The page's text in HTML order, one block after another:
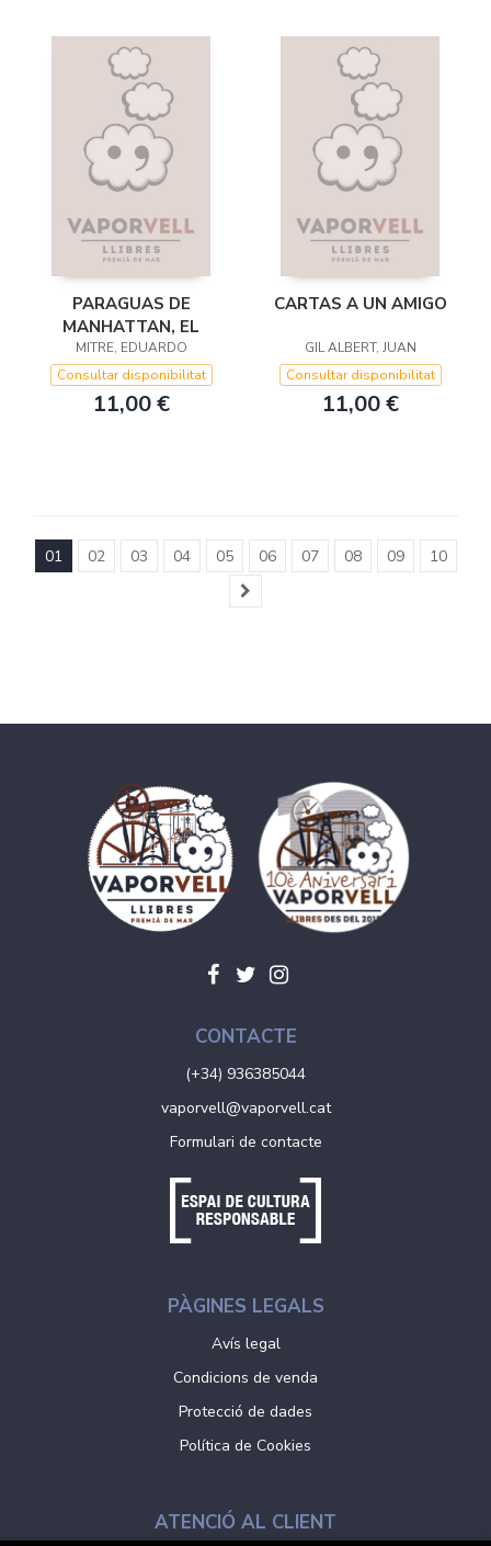
PARAGUAS DE
MANHATTAN, EL
MITRE, EDUARDO
Consultar disponibilitat
11,00 €
CARTAS A UN AMIGO
GIL ALBERT, JUAN
Consultar disponibilitat
11,00 €
01 02 03 04 05 06 07 08 09 10
CONTACTE
(+34) 936385044
vaporvell@vaporvell.cat
Formulari de contacte
PÀGINES LEGALS
Avís legal
Condicions de venda
Protecció de dades
Política de Cookies
ATENCIÓ AL CLIENT